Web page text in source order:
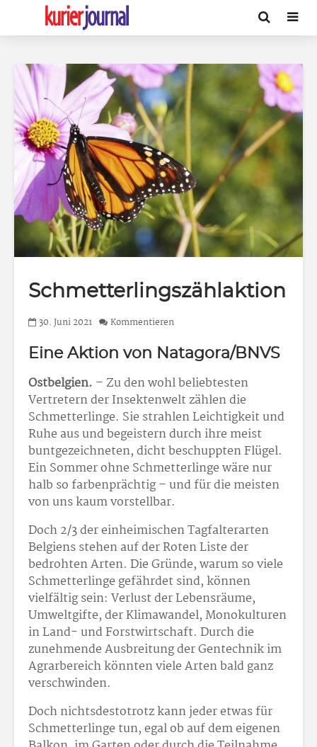
Schmetterlingszählaktion
30. Juni 2021 Kommentieren
Eine Aktion von Natagora/BNVS
Ostbelgien. – Zu den wohl beliebtesten
Vertretern der Insektenwelt zählen die
Schmetterlinge. Sie strahlen Leichtigkeit und
Ruhe aus und begeistern durch ihre meist
buntgezeichneten, dicht beschuppten Flügel.
Ein Sommer ohne Schmetterlinge wäre nur
halb so farbenprächtig – und für die meisten
von uns kaum vorstellbar.
Doch 2/3 der einheimischen Tagfalterarten
Belgiens stehen auf der Roten Liste der
bedrohten Arten. Die Gründe, warum so viele
Schmetterlinge gefährdet sind, können
vielfältig sein: Verlust der Lebensräume,
Umweltgifte, der Klimawandel, Monokulturen
in Land- und Forstwirtschaft. Durch die
zunehmende Ausbreitung der Gentechnik im
Agrarbereich könnten viele Arten bald ganz
verschwinden.
Doch nichtsdestotrotz kann jeder etwas für
Schmetterlinge tun, egal ob auf dem eigenen